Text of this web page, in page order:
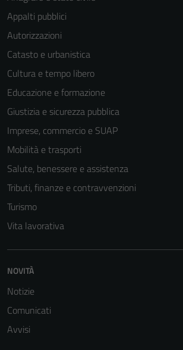
Appalti pubblici
Autorizzazioni
Catasto e urbanistica
Cultura e tempo libero
Educazione e formazione
Giustizia e sicurezza pubblica
Imprese, commercio e SUAP
Mobilità e trasporti
Salute, benessere e assistenza
Tributi, finanze e contravvenzioni
Turismo
Vita lavorativa
NOVITÀ
Notizie
Comunicati
Avvisi